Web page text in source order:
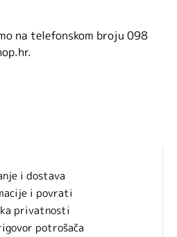
na telefonskom broju 098
i dostava
i povrati
privatnosti
potrošača